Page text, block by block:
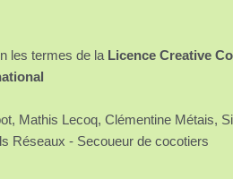
les termes de la Licence Creative
Mathis Lecoq, Clémentine Métais,
Réseaux - Secoueur de cocotiers